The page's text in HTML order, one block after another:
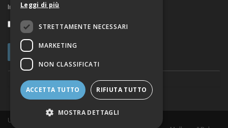
Informativa sul trattamento dei dati personali
Accetto
Urban@it Viale del Risorgimento, 2 - 40136 Bologna
Leggi di più
STRETTAMENTE NECESSARI
MARKETING
NON CLASSIFICATI
ACCETTA TUTTO RIFIUTA TUTTO
MOSTRA DETTAGLI